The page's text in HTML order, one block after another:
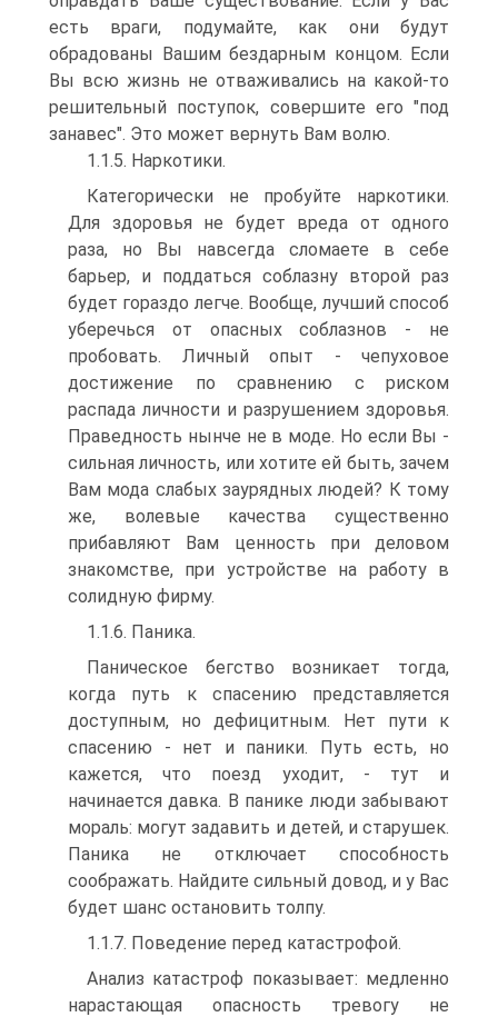
есть враги, подумайте, как они будут
обрадованы Вашим бездарным концом. Если
Вы всю жизнь не отваживались на какой-то
решительный поступок, совершите его "под
занавес". Это может вернуть Вам волю.
1.1.5. Наркотики.
Категорически не пробуйте наркотики.
Для здоровья не будет вреда от одного
раза, но Вы навсегда сломаете в себе
барьер, и поддаться соблазну второй раз
будет гораздо легче. Вообще, лучший способ
уберечься от опасных соблазнов - не
пробовать. Личный опыт - чепуховое
достижение по сравнению с риском
распада личности и разрушением здоровья.
Праведность нынче не в моде. Но если Вы -
сильная личность, или хотите ей быть, зачем
Вам мода слабых заурядных людей? К тому
же, волевые качества существенно
прибавляют Вам ценность при деловом
знакомстве, при устройстве на работу в
солидную фирму.
1.1.6. Паника.
Паническое бегство возникает тогда,
когда путь к спасению представляется
доступным, но дефицитным. Нет пути к
спасению - нет и паники. Путь есть, но
кажется, что поезд уходит, - тут и
начинается давка. В панике люди забывают
мораль: могут задавить и детей, и старушек.
Паника не отключает способность
соображать. Найдите сильный довод, и у Вас
будет шанс остановить толпу.
1.1.7. Поведение перед катастрофой.
Анализ катастроф показывает: медленно
нарастающая опасность тревогу не